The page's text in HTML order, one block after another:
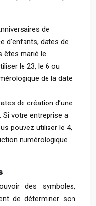
de
d’enfants, dates de
êtes marié le
le 23, le 6 ou
de la date
de création d’une
Si votre entreprise a
pouvez utiliser le 4,
numérologique
des symboles,
de déterminer son